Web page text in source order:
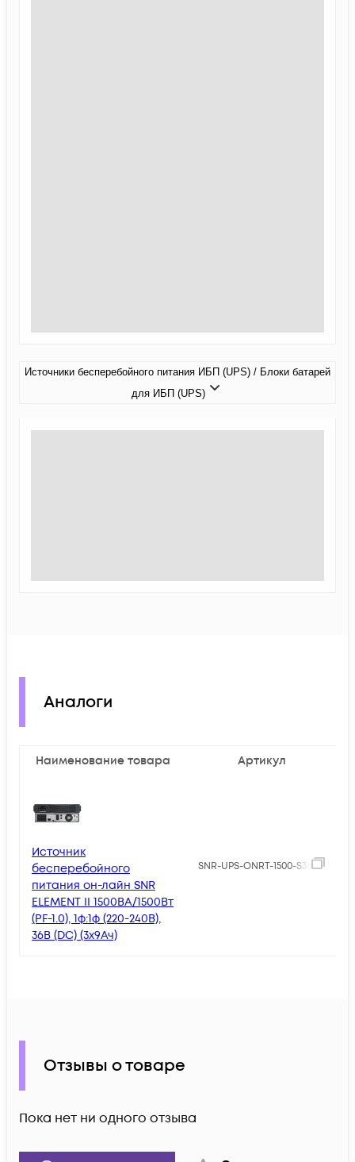
Источники бесперебойного питания ИБП (UPS) / Блоки батарей
для ИБП (UPS)
Аналоги
Наименование товара Артикул
Источник
бесперебойного
питания он-лайн SNR
ELEMENT II 1500ВА/1500Вт
(PF-1.0), 1ф:1ф (220-240В),
36В (DC) (3x9Ач)
SNR-UPS-ONRT-1500-S36
Отзывы о товаре
Пока нет ни одного отзыва